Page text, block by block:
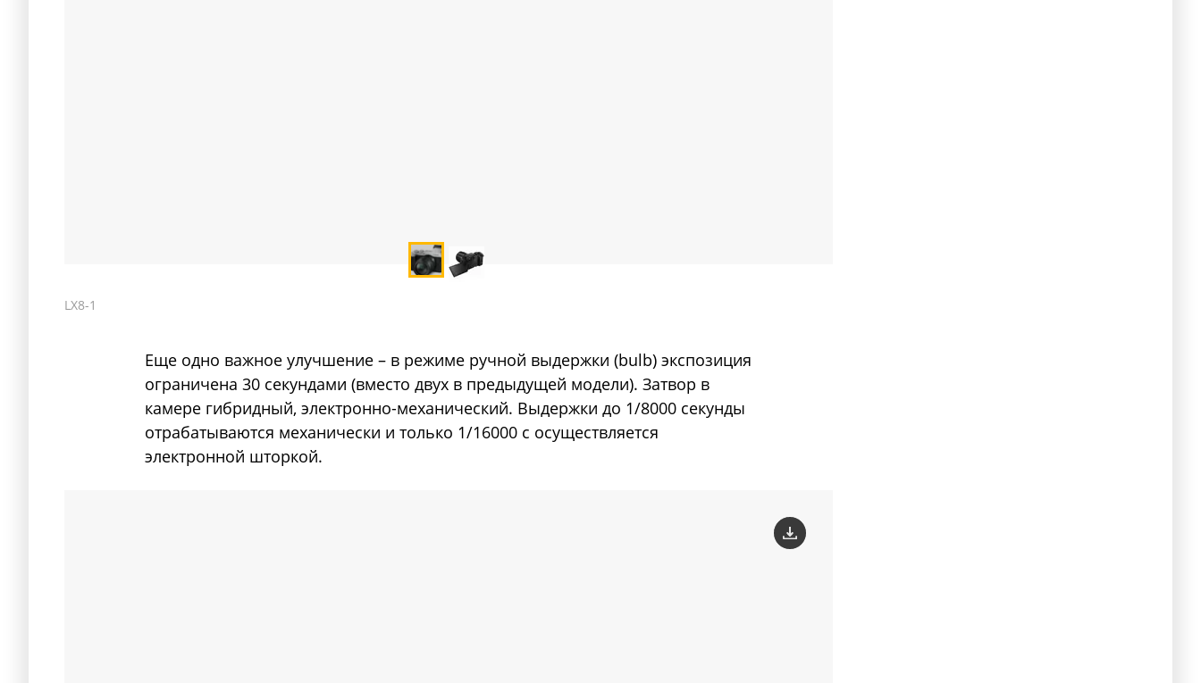
LX8-1
Еще одно важное улучшение – в режиме ручной выдержки (bulb) экспозиция
ограничена 30 секундами (вместо двух в предыдущей модели). Затвор в
камере гибридный, электронно-механический. Выдержки до 1/8000 секунды
отрабатываются механически и только 1/16000 с осуществляется
электронной шторкой.